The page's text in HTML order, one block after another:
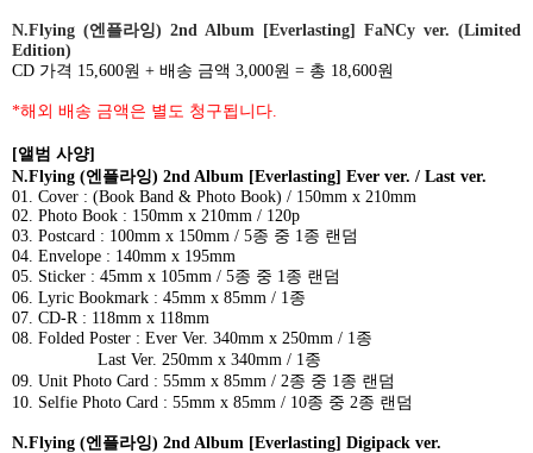
N.Flying (엔플라잉) 2nd Album [Everlasting] FaNCy ver. (Limited
Edition)
CD 가격 15,600원 + 배송 금액 3,000원 = 총 18,600원
*해외 배송 금액은 별도 청구됩니다
[앨범 사양]
N.Flying (엔플라잉) 2nd Album [Everlasting] Ever ver. / Last ver.
01. Cover : (Book Band & Photo Book) / 150mm x 210mm
02. Photo Book : 150mm x 210mm / 120p
03. Postcard : 100mm x 150mm / 5종 중 1 종 랜덤
04. Envelope : 140mm x 195mm
05. Sticker : 45mm x 105mm / 5종 중 1 종 랜덤
06. Lyric Bookmark : 45mm x 85mm / 1 종
07. CD-R : 118mm x 118mm
08. Folded Poster : Ever Ver. 340mm x 250mm / 1 종
Last Ver. 250mm x 340mm / 1 종
09. Unit Photo Card : 55mm x 85mm / 2종 중 1 종 랜덤
10. Selfie Photo Card : 55mm x 85mm / 10종 중 2종 랜덤
N.Flying (엔플라잉) 2nd Album [Everlasting] Digipack ver.